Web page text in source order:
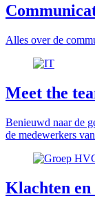
Alles over de
Meet the
Benieuwd naar de
de medewerkers
Klachten